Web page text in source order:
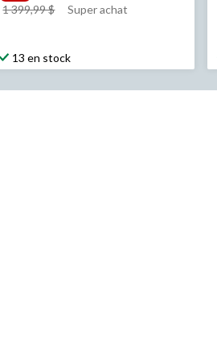
1 399,99 $
prix
Super achat
13 en stock